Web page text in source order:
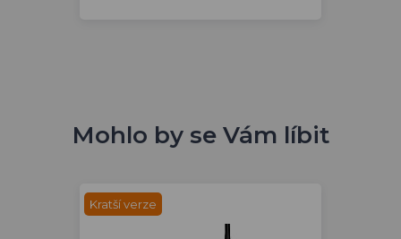
Mohlo by se Vám líbit
Kratší verze